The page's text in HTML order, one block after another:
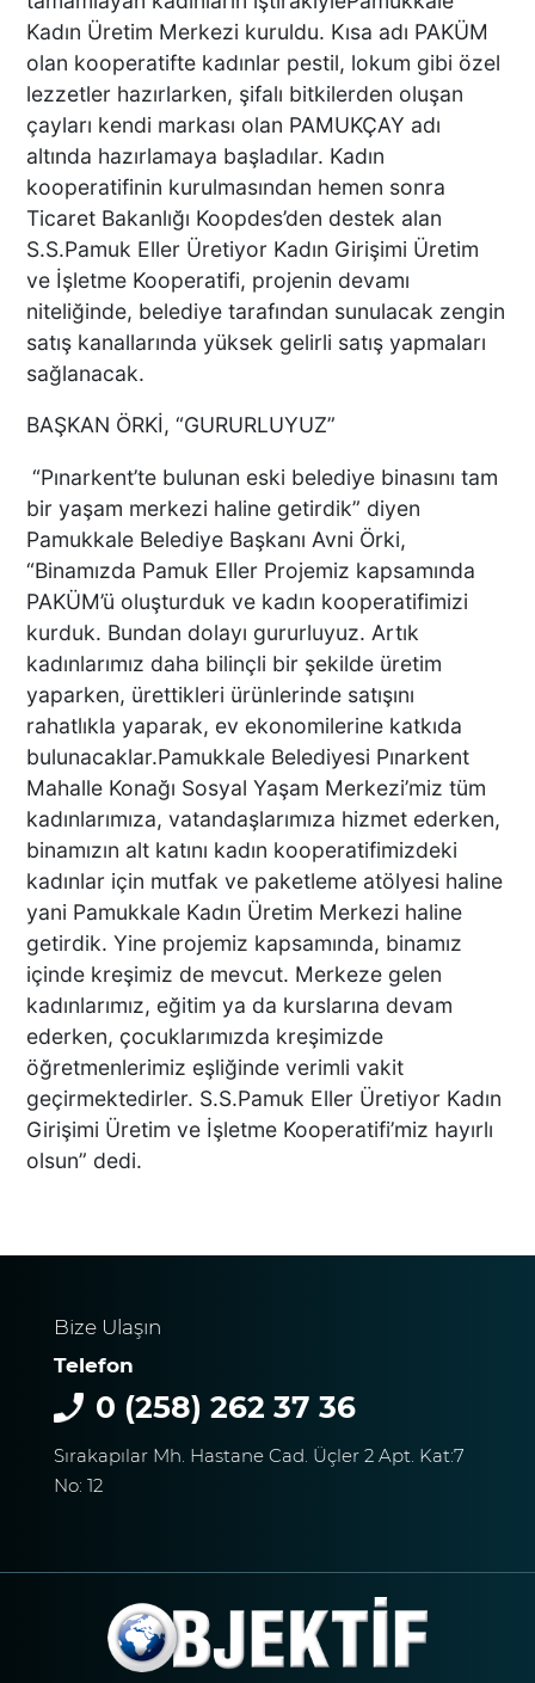
İŞYERLERİNDE ARAMA
YAPILIYOR
KEKİK ÜRETİCİLERİNİN
UMUDU ALTUNTAŞ
BAHARAT ŞENLİKTE DE
YANLARINDAYDI
İKİ KADINA KURŞUN
YAĞDIRAN ŞÜPHELİNİN
KAÇIŞ ANLARI ORTAYA
YIKILDI: "BEBEĞİME SİPER
OLDU"
Acısı 10 Yıldır Dinmeyen
Anne: "Kızımı 'Barışacağız'
Diyerek Evden Götürdü"
DENİZLİ’DEN ALMANYA’YA
INTERPACK ÇIKARMASI DTO
ÜYESİ 38 FİRMA, FUARDA
YENİ TEKNOLOJİLERLE
BULUŞTU
DTO’DAN SU VE ENERJİ
VERİMLİLİĞİ EĞİTİMLERİ
DENİZLİ SANAYİSİNDE
VERİMLİLİK ATILIMI
Başkan Ertemur; Makamda
Durmuyor, Sorunları
Yerinde Çözüyor
ENERJİ VERİMLİLİĞİ
TİCARETİN YENİ DİLİ
YAĞIŞI BAŞLADI
Kadın Üretim Merkezi kuruldu. Kısa adı PAKÜM
olan kooperatifte kadınlar pestil, lokum gibi özel
lezzetler hazırlarken, şifalı bitkilerden oluşan
çayları kendi markası olan PAMUKÇAY adı
altında hazırlamaya başladılar. Kadın
kooperatifinin kurulmasından hemen sonra
Ticaret Bakanlığı Koopdes’den destek alan
S.S.Pamuk Eller Üretiyor Kadın Girişimi Üretim
ve İşletme Kooperatifi, projenin devamı
niteliğinde, belediye tarafından sunulacak zengin
satış kanallarında yüksek gelirli satış yapmaları
sağlanacak.
BAŞKAN ÖRKİ, “GURURLUYUZ”
“Pınarkent’te bulunan eski belediye binasını tam
bir yaşam merkezi haline getirdik” diyen
Pamukkale Belediye Başkanı Avni Örki,
“Binamızda Pamuk Eller Projemiz kapsamında
PAKÜM’ü oluşturduk ve kadın kooperatifimizi
kurduk. Bundan dolayı gururluyuz. Artık
kadınlarımız daha bilinçli bir şekilde üretim
yaparken, ürettikleri ürünlerinde satışını
rahatlıkla yaparak, ev ekonomilerine katkıda
bulunacaklar.Pamukkale Belediyesi Pınarkent
Mahalle Konağı Sosyal Yaşam Merkezi’miz tüm
kadınlarımıza, vatandaşlarımıza hizmet ederken,
binamızın alt katını kadın kooperatifimizdeki
kadınlar için mutfak ve paketleme atölyesi haline
yani Pamukkale Kadın Üretim Merkezi haline
getirdik. Yine projemiz kapsamında, binamız
içinde kreşimiz de mevcut. Merkeze gelen
kadınlarımız, eğitim ya da kurslarına devam
ederken, çocuklarımızda kreşimizde
öğretmenlerimiz eşliğinde verimli vakit
geçirmektedirler. S.S.Pamuk Eller Üretiyor Kadın
Girişimi Üretim ve İşletme Kooperatifi’miz hayırlı
olsun” dedi.
Bize Ulaşın
Telefon
0 (258) 262 37 36
Sırakapılar Mh. Hastane Cad. Üçler 2 Apt. Kat:7
No: 12